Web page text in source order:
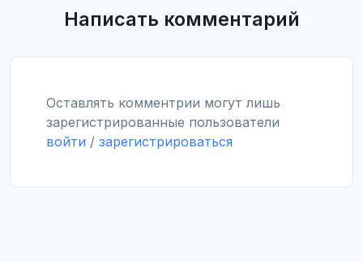
Написать комментарий
Оставлять комментрии могут лишь
зарегистрированные пользователи
войти / зарегистрироваться